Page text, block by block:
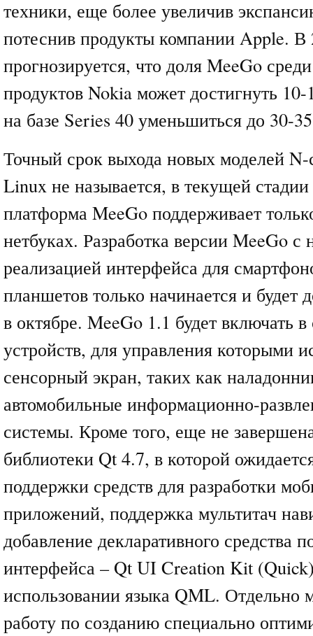
техники, еще более увеличив
потеснив продукты компании Apple. В
прогнозируется, что доля MeeGo
продуктов Nokia может достигнуть
на базе Series 40 уменьшиться до 30-
Точный срок выхода новых моделей N-
Linux не называется, в текущей стадии
платформа MeeGo поддерживает
нетбуках. Разработка версии MeeGo с
реализацией интерфейса для
планшетов только начинается и будет
в октябре. MeeGo 1.1 будет включать
устройств, для управления которыми
сенсорный экран, таких как
автомобильные информационно-
системы. Кроме того, еще не
библиотеки Qt 4.7, в которой
поддержки средств для разработки
приложений, поддержка мультитач
добавление декларативного средства
интерфейса – Qt UI Creation Kit
использовании языка QML. Отдельно
работу по созданию специально